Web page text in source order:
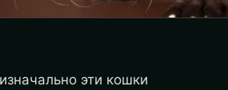
эти кошки